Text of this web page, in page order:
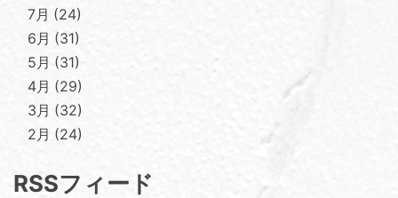
7月
24
6月
31
5月
31
4月
29
3月
32
2月
24
RSSフィード